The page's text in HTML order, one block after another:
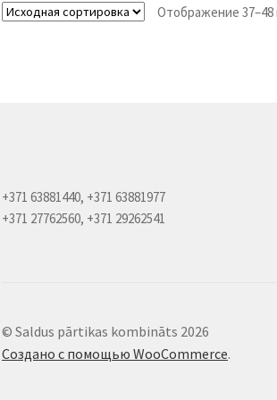
Отображение 37–48
+371 63881440, +371 63881977
+371 27762560, +371 29262541
© Saldus pārtikas kombināts 2026
Создано с помощью WooCommerce.